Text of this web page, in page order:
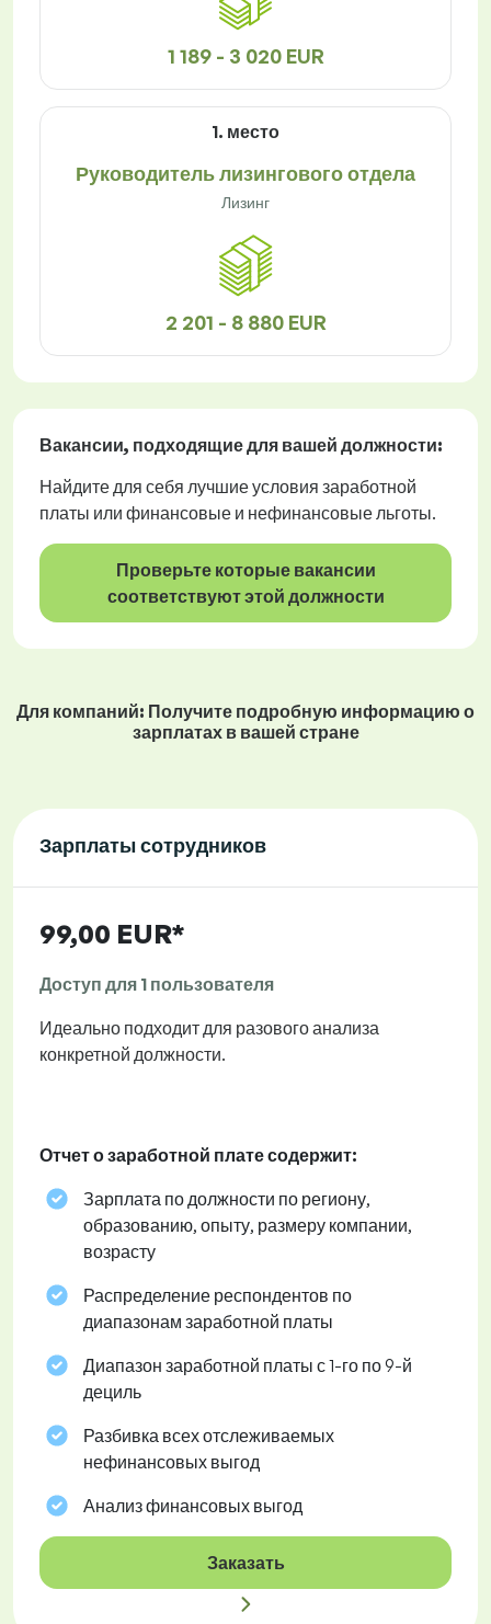
1 189 - 3 020 EUR
1. место
Руководитель лизингового отдела
Лизинг
2 201 - 8 880 EUR
Вакансии, подходящие для вашей должности:
Найдите для себя лучшие условия заработной
платы или финансовые и нефинансовые льготы.
Проверьте которые вакансии
соответствуют этой должности
Для компаний: Получите подробную информацию о
зарплатах в вашей стране
Зарплаты сотрудников
99,00 EUR*
Доступ для 1 пользователя
Идеально подходит для разового анализа
конкретной должности.
Отчет о заработной плате содержит:
Зарплата по должности по региону,
образованию, опыту, размеру компании,
возрасту
Распределение респондентов по
диапазонам заработной платы
Диапазон заработной платы с 1-го по 9-й
дециль
Разбивка всех отслеживаемых
нефинансовых выгод
Анализ финансовых выгод
Заказать